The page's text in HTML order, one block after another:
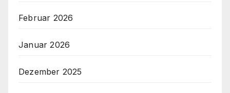
Februar 2026
Januar 2026
Dezember 2025